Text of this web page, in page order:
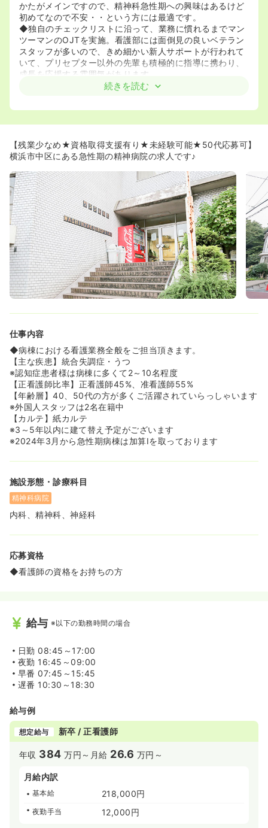
かたがメインですので、精神科急性期への興味はあるけど
初めてなので不安・・という方には最適です。
◆独自のチェックリストに沿って、業務に慣れるまでマン
ツーマンのOJTを実施。看護部には面倒見の良いベテラン
スタッフが多いので、きめ細かい新人サポートが行われて
いて、プリセプター以外の先輩も積極的に指導に携わり、
成長を応援する雰囲気があります。
◆集合教育の充実に向けて、教育委員会と院内研修企画委
現在は新型コロナの影響で外部研修に参加しにくい状況が
推進しています。
◆働きながら看護師を目指す方への奨学金制度も設け、看
助手から看護師の資格を取得し、課長や主任に昇格したス
タッフも活躍していて、仕事と学業を無理なく両立できる
ようにバックアップしています。
≪歴史ある地域に愛された病院です♪≫
◆1957年に開設されて以降、時代とともに変化しながらも
地域に根ざした病院として地域の皆様に愛されてきまし
た。
◆港の見える丘公園に隣接する閑静な住宅地に立地してお
り穏やかな町並みが並びます。
◆この辺りからは横浜ベイブリッジを中心とした夜景がと
ても綺麗に見えます。天候の良い日は東京タワー方面も見
渡すことができます。
≪働きやすさ改善に取り組んでおります≫
◆看護職員の負担軽減及び処遇改善のため様々な取り組み
が行われております！
◆業務量の調整、看護職員と他職種との業務分担、看護補
助者の配置、多様な勤務形態の導入、夜勤負担の軽減、妊
娠・子育て中、介護中の看護職員に対する配慮など様々で
す！
《非常勤希望の方にもおすすめです！》
◆ワシン坂病院の非常勤勤務は土日祝日の固定休みが相談
可能です！また、勤務時間も8時45分～16時45分までと短
めの時間となっており、保育園の送迎等との両立がしやす
◆勤務時間の短めの相談は難しいですが、勤務日数につい
ては週2日だけというご相談が可能です。初めは少ない日
数から勤務してみて、徐々に日数を増やしていくという働
き方のご相談ができます！
◆残業はほとんど無く、ご家庭をお持ちの方も多くお勤め
です。ライフステージの変化に合わせながら長く勤務でき
る環境です。
◆看護部長が男性の為、男性の方でもすぐに馴染むことが
できます。
続きを読む
【残業少なめ★資格取得支援有り★未経験可能★50代応募可】
横浜市中区にある急性期の精神病院の求人です♪
仕事内容
◆病棟における看護業務全般をご担当頂きます。
【主な疾患】統合失調症・うつ
※認知症患者様は病棟に多くて2～10名程度
【正看護師比率】正看護師45%、准看護師55%
【年齢層】40、50代の方が多くご活躍されていらっしゃいます
※外国人スタッフは2名在籍中
【カルテ】紙カルテ
※3～5年以内に建て替え予定がございます
※2024年3月から急性期病棟は加算Ⅰを取っております
施設形態・診療科目
精神科病院
内科、精神科、神経科
応募資格
◆看護師の資格をお持ちの方
給与 ※以下の勤務時間の場合
日勤 08:45～17:00
夜勤 16:45～09:00
早番 07:45～15:45
遅番 10:30～18:30
給与例
想定給与 新卒 / 正看護師
年収 384 万円～ 月給 26.6 万円～
月給内訳
基本給 218,000円
夜勤手当 12,000円